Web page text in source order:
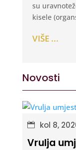
su
kisele
VIŠE ...
Novosti
kol 8,
Vrulja